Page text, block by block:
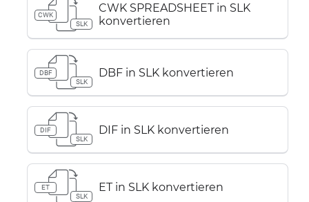
CWK
SLK
CWK SPREADSHEET in SLK
konvertieren
DBF
SLK
DBF in SLK konvertieren
DIF
SLK
DIF in SLK konvertieren
ET
SLK
ET in SLK konvertieren